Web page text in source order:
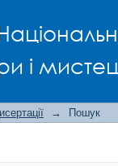
і
→ Пошук